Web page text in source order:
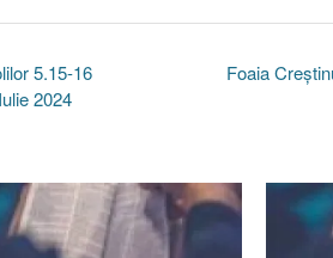
Foaia
5.15-16
2024